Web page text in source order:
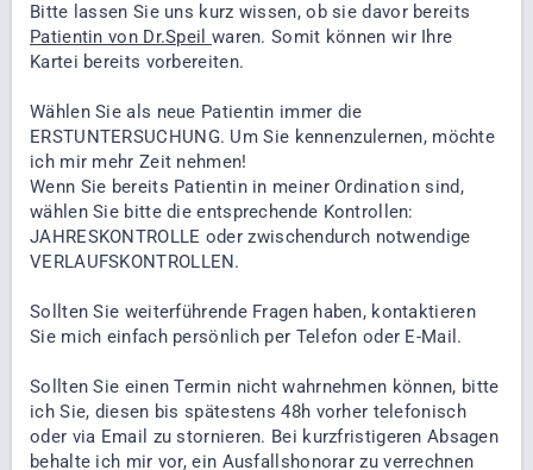
Bitte lassen Sie uns kurz wissen, ob sie davor bereits
Patientin von Dr.Speil waren. Somit können wir Ihre
Kartei bereits vorbereiten.
Wählen Sie als neue Patientin immer die
ERSTUNTERSUCHUNG. Um Sie kennenzulernen, möchte
ich mir mehr Zeit nehmen!
Wenn Sie bereits Patientin in meiner Ordination sind,
wählen Sie bitte die entsprechende Kontrollen:
JAHRESKONTROLLE oder zwischendurch notwendige
VERLAUFSKONTROLLEN.
Sollten Sie weiterführende Fragen haben, kontaktieren
Sie mich einfach persönlich per Telefon oder E-Mail.
Sollten Sie einen Termin nicht wahrnehmen können, bitte
ich Sie, diesen bis spätestens 48h vorher telefonisch
oder via Email zu stornieren. Bei kurzfristigeren Absagen
behalte ich mir vor, ein Ausfallshonorar zu verrechnen